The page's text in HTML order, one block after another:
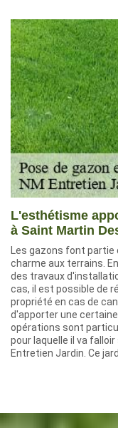
L'esthétisme
à Saint Martin
Les gazons font
charme aux terrains.
des travaux
cas, il est possible de
propriété en cas de
d'apporter une
opérations sont
pour laquelle il va
Entretien Jardin. Ce